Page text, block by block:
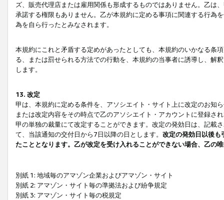
ズ、販売代理店または雇用関係も形成するものではありません。乙は
承諾する権限もありません。乙が本規約に定める事項に関連する行為
為を自ら行ったとみなされます。
本規約にこれと矛盾する定めがあったとしても、本規約のいかなる条
る、または罰せられる方法での行動を、本規約の当事者に誘導し、解
します。
13. 改定
甲は、本規約に定める条件を、アソシエイト・サイト上に改定のお知
または改定内容をその時点で乙のアソシエイト・アカウントに登録さ
甲の単独の裁量にて改定することができます。改定の発効日は、記載
て、当該通知の交付日から7日以降の日とします。 改定の発効日以後も
たこととなります。乙が改定を受け入れることができない場合、乙の
別紙 1: 地域毎のアマゾン企業およびアマゾン・サイト
別紙 2: アマゾン・サイト毎の準拠法および紛争規定
別紙 3: アマゾン・サイト毎の税規定